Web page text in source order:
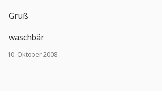
Gruß
waschbär
10. Oktober 2008